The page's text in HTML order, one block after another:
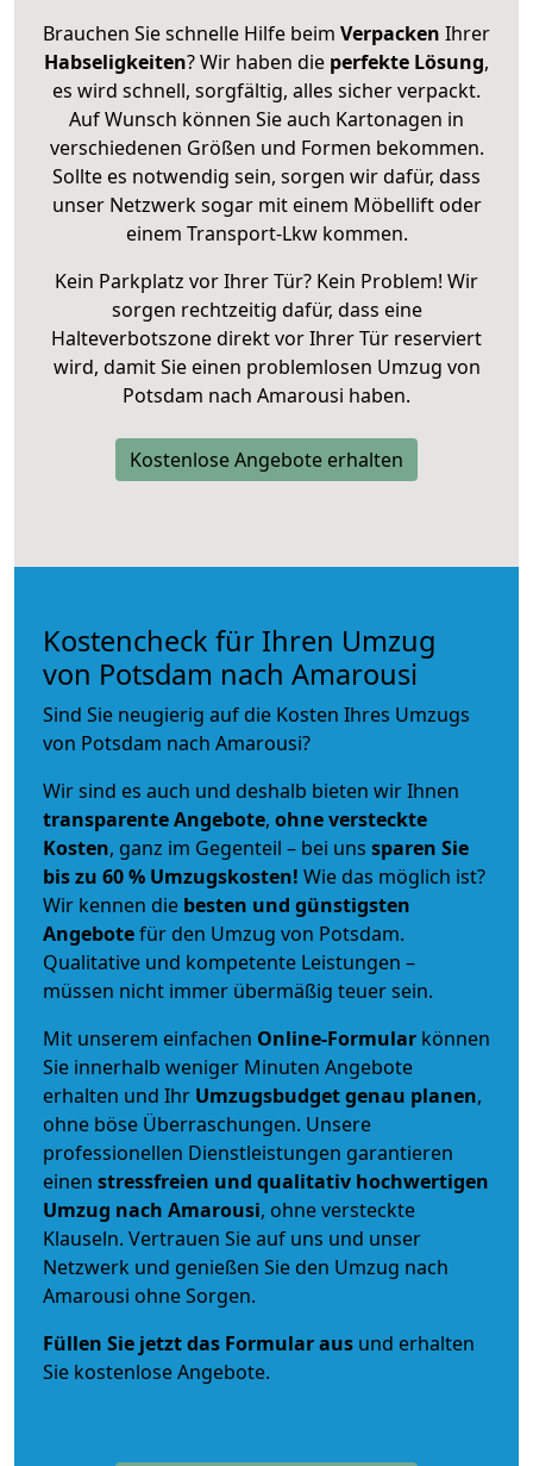
Brauchen Sie schnelle Hilfe beim Verpacken Ihrer
Habseligkeiten? Wir haben die perfekte Lösung,
es wird schnell, sorgfältig, alles sicher verpackt.
Auf Wunsch können Sie auch Kartonagen in
verschiedenen Größen und Formen bekommen.
Sollte es notwendig sein, sorgen wir dafür, dass
unser Netzwerk sogar mit einem Möbellift oder
einem Transport-Lkw kommen.
Kein Parkplatz vor Ihrer Tür? Kein Problem! Wir
sorgen rechtzeitig dafür, dass eine
Halteverbotszone direkt vor Ihrer Tür reserviert
wird, damit Sie einen problemlosen Umzug von
Potsdam nach Amarousi haben.
Kostenlose Angebote erhalten
Kostencheck für Ihren Umzug
von Potsdam nach Amarousi
Sind Sie neugierig auf die Kosten Ihres Umzugs
von Potsdam nach Amarousi?
Wir sind es auch und deshalb bieten wir Ihnen
transparente Angebote, ohne versteckte
Kosten, ganz im Gegenteil – bei uns sparen Sie
bis zu 60 % Umzugskosten! Wie das möglich ist?
Wir kennen die besten und günstigsten
Angebotefür den Umzug von Potsdam.
Qualitative und kompetente Leistungen –
müssen nicht immer übermäßig teuer sein.
Mit unserem einfachen Online-Formular können
Sie innerhalb weniger Minuten Angebote
erhalten und Ihr Umzugsbudgetgenau planen,
ohne böse Überraschungen. Unsere
professionellen Dienstleistungen garantieren
einen stressfreien und qualitativ hochwertigen
Umzug nach Amarousi, ohne versteckte
Klauseln. Vertrauen Sie auf uns und unser
Netzwerk und genießen Sie den Umzug nach
Amarousi ohne Sorgen.
Füllen Sie jetzt das Formular aus und erhalten
Sie kostenlose Angebote.